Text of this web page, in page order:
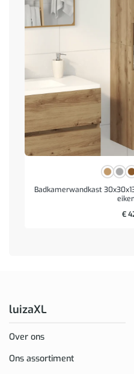
Badkamerwandkast
€
luizaXL
Over ons
Ons assortiment